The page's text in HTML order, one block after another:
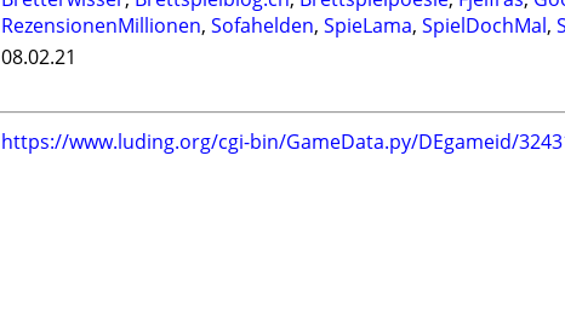
RezensionenMillionen, Sofahelden, SpieLama, SpielDochMal,
08.02.21
https://www.luding.org/cgi-bin/GameData.py/DEgameid/